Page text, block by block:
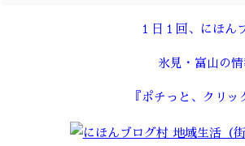
１日１回、にほん
氷見・富山の
『ポチっと、クリ